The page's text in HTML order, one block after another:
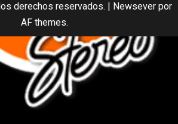
derechos reservados. | Newseverpor
AF themes.